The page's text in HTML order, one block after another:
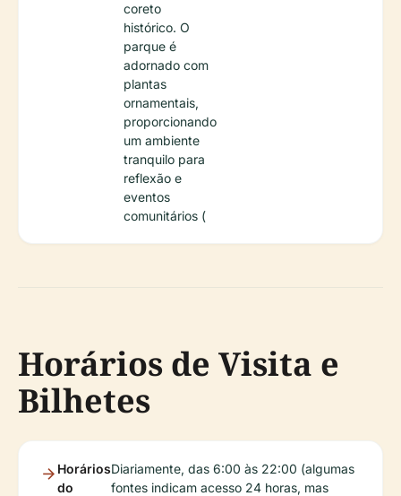
coreto
histórico. O
parque é
adornado com
plantas
ornamentais,
proporcionando
um ambiente
tranquilo para
reflexão e
eventos
comunitários (
Horários de Visita e
Bilhetes
Horários
do
Diariamente, das 6:00 às 22:00 (algumas
fontes indicam acesso 24 horas, mas